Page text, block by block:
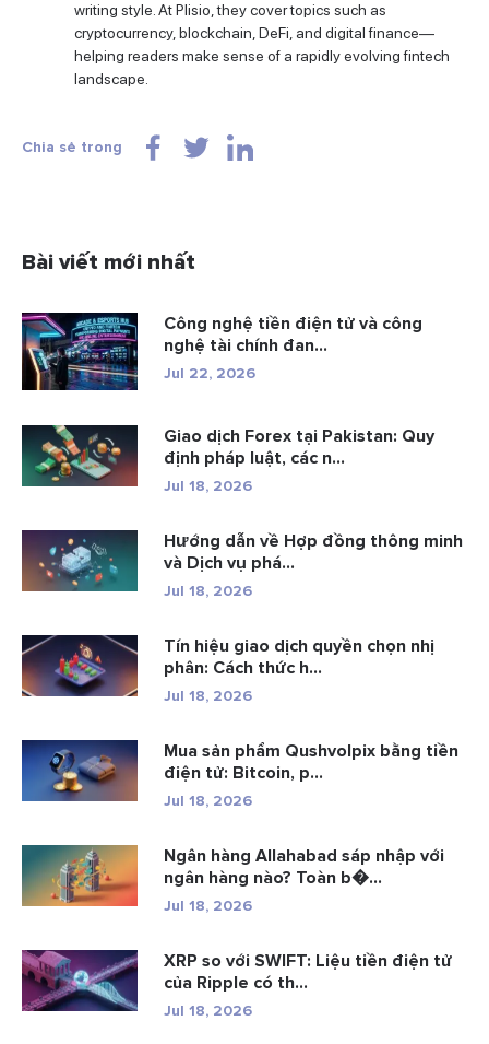
writing style. At Plisio, they cover topics such as
cryptocurrency, blockchain, DeFi, and digital finance—
helping readers make sense of a rapidly evolving fintech
landscape.
Chia sẻ trong
Bài viết mới nhất
Công nghệ tiền điện tử và công
nghệ tài chính đan...
Jul 22, 2026
Giao dịch Forex tại Pakistan: Quy
định pháp luật, các n...
Jul 18, 2026
Hướng dẫn về Hợp đồng thông minh
và Dịch vụ phá...
Jul 18, 2026
Tín hiệu giao dịch quyền chọn nhị
phân: Cách thức h...
Jul 18, 2026
Mua sản phẩm Qushvolpix bằng tiền
điện tử: Bitcoin, p...
Jul 18, 2026
Ngân hàng Allahabad sáp nhập với
ngân hàng nào? Toàn b�...
Jul 18, 2026
XRP so với SWIFT: Liệu tiền điện tử
của Ripple có th...
Jul 18, 2026